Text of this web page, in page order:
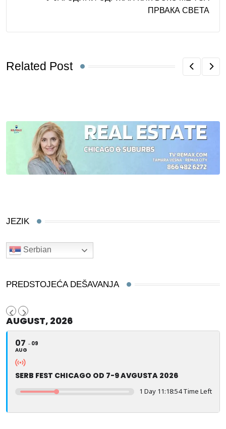
ПРВАКА СВЕТА
Related Post
JEZIK
Serbian
PREDSTOJEĆA DEŠAVANJA
AUGUST, 2026
07
AUG
09
SERB FEST CHICAGO OD 7-9 AVGUSTA 2026
1 Day 11:18:53 Time Left